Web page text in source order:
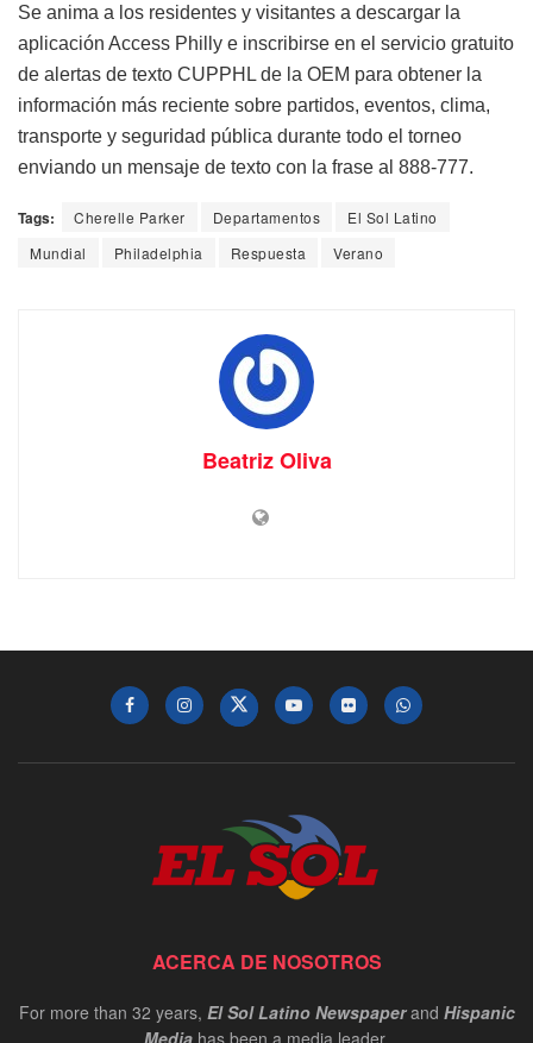
Se anima a los residentes y visitantes a descargar la
aplicación Access Philly e inscribirse en el servicio gratuito
de alertas de texto CUPPHL de la OEM para obtener la
información más reciente sobre partidos, eventos, clima,
transporte y seguridad pública durante todo el torneo
enviando un mensaje de texto con la frase al 888-777.
Tags: Cherelle Parker Departamentos
El Sol Latino
Mundial
Philadelphia Respuesta Verano
Beatriz Oliva
ACERCA DE NOSOTROS
For more than 32 years, El Sol Latino Newspaperand Hispanic
Media has been a media leader.